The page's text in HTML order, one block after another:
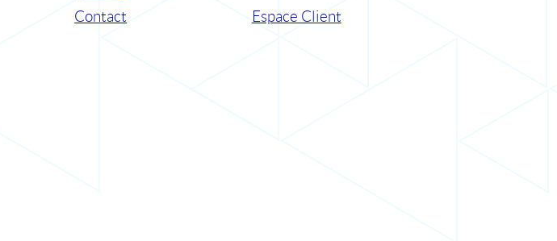
Contact Espace Client